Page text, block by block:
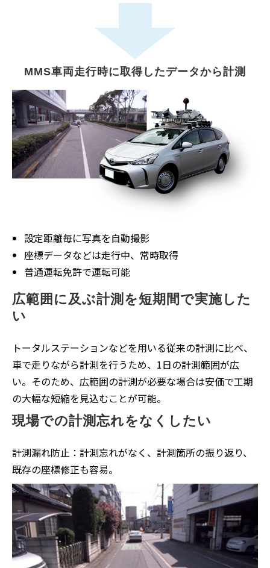
MMS車両走行時に取得したデータから計測
設定距離毎に写真を自動撮影
座標データなどは走行中、常時取得
普通運転免許で運転可能
広範囲に及ぶ計測を短期間で実施した
い
トータルステーションなどを用いる従来の計測に比べ、
車で走りながら計測を行うため、1日の計測範囲が広
い。そのため、広範囲の計測が必要な場合は安価で工期
の大幅な短縮を見込むことが可能。
現場での計測忘れをなくしたい
計測漏れ防止：計測忘れがなく、計測箇所の振り返り、
既存の座標修正も容易。